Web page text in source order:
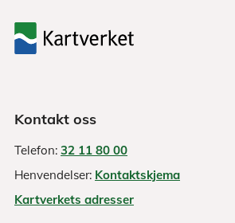
Kontakt oss
Telefon: 32 11 80 00
Henvendelser: Kontaktskjema
Kartverkets adresser